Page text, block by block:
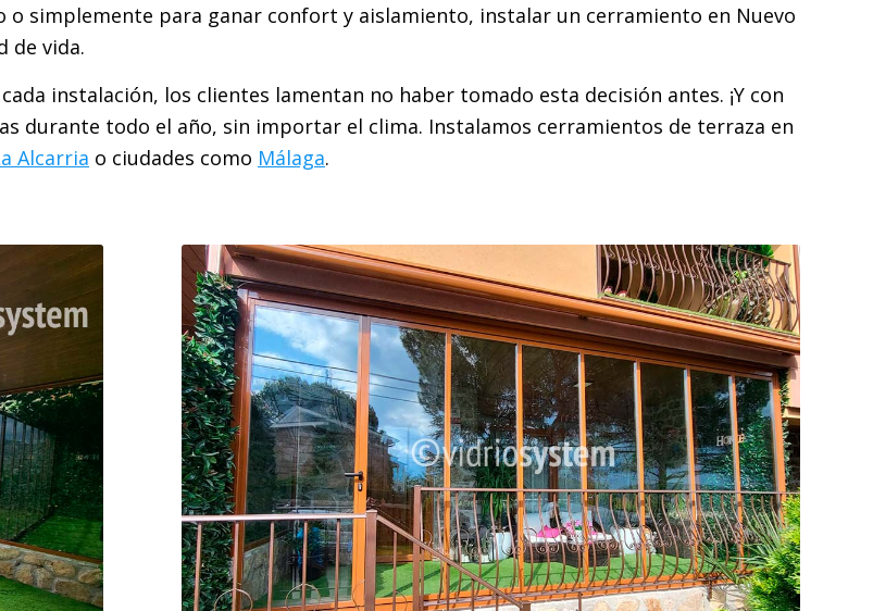
o simplemente para ganar confort y aislamiento, instalar un cerramiento en Nuevo
de vida.
instalación, los clientes lamentan no haber tomado esta decisión antes. ¡Y con
durante todo el año, sin importar el clima. Instalamos cerramientos de terraza en
Alcarria o ciudades como Málaga.